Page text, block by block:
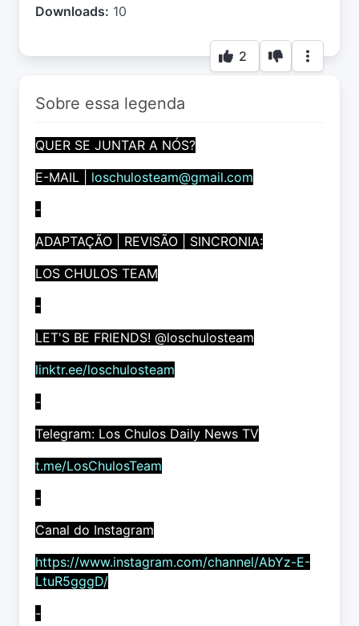
Downloads: 10
2
Sobre essa legenda
QUER SE JUNTAR A NÓS?
E-MAIL | loschulosteam@gmail.com
-
ADAPTAÇÃO | REVISÃO | SINCRONIA:
LOS CHULOS TEAM
-
LET'S BE FRIENDS! @loschulosteam
linktr.ee/loschulosteam
-
Telegram: Los Chulos Daily News TV
t.me/LosChulosTeam
-
Canal do Instagram
https://www.instagram.com/channel/AbYz-E-
LtuR5gggD/
-